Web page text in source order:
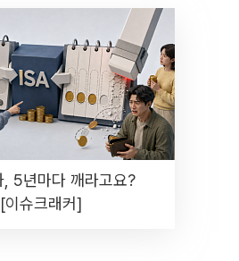
, 5년마다 깨라고요?
[이슈크래커]